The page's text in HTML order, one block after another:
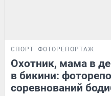
СПОРТ ФОТОРЕПОРТАЖ
Охотник, мама в
в бикини:
соревнований